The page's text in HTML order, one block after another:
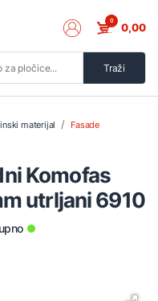
Traži
0 0,00
materijal Fasade
Komofas
utrljani 6910